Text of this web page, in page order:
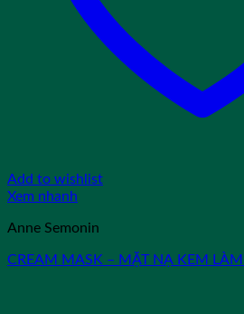
Add to wishlist
Xem nhanh
Anne Semonin
CREAM MASK – MẶT NẠ KEM